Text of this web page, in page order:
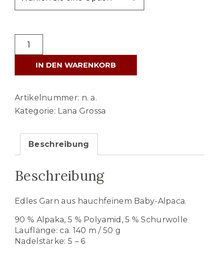
LANA
GROSSA
ALPACA
Menge
IN DEN WARENKORB
Artikelnummer: n. a.
Kategorie: Lana Grossa
Beschreibung
Beschreibung
Edles Garn aus hauchfeinem Baby-Alpaca.
90 % Alpaka, 5 % Polyamid, 5 % Schurwolle
Lauflänge: ca. 140 m / 50 g
Nadelstärke: 5 – 6